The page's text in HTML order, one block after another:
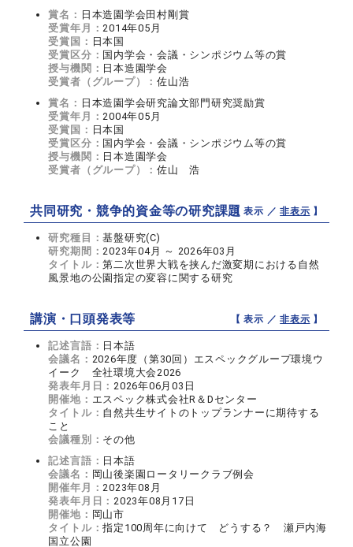
賞名： 日本造園学会田村剛賞
受賞年月： 2014年05月
受賞国： 日本国
受賞区分： 国内学会・会議・シンポジウム等の賞
授与機関： 日本造園学会
受賞者（グループ）：佐山浩
賞名： 日本造園学会研究論文部門研究奨励賞
受賞年月： 2004年05月
受賞国： 日本国
受賞区分： 国内学会・会議・シンポジウム等の賞
授与機関： 日本造園学会
受賞者（グループ）：佐山 浩
共同研究・競争的資金等の研究課題【 表示 ／非表示 】
研究種目：基盤研究(C)
研究期間： 2023年04月 ～ 2026年03月
タイトル：第二次世界大戦を挟んだ激変期における自然
風景地の公園指定の変容に関する研究
講演・口頭発表等 【 表示 ／非表示 】
記述言語： 日本語
会議名： 2026年度（第30回）エスペックグループ環境ウ
イーク 全社環境大会2026
発表年月日： 2026年06月03日
開催地： エスペック株式会社R＆Dセンター
タイトル： 自然共生サイトのトップランナーに期待する
こと
会議種別： その他
記述言語： 日本語
会議名： 岡山後楽園ロータリークラブ例会
開催年月： 2023年08月
発表年月日： 2023年08月17日
開催地： 岡山市
タイトル：指定100周年に向けて どうする？ 瀬戸内海
国立公園